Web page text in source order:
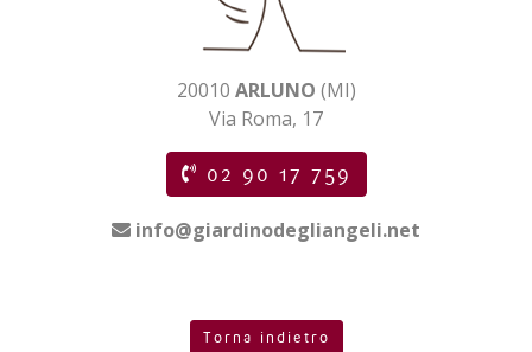
20010 ARLUNO (MI)
Via Roma, 17
02 90 17 759
info@giardinodegliangeli.net
Torna indietro